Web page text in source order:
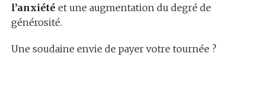
l’anxiété et une augmentation du degré de
générosité.
Une soudaine envie de payer votre tournée ?